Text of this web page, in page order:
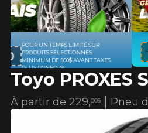
PNEUS
RECHERCHE DE
Rechercher par
Par dimensions
Recherche par dimensions
ROUES
RECHERCHE DE
ENSEMBLES
RECHERCHE
PROMOTIONS
Toyo PROXES
Pneu
À partir de 229,00$
CODE PROMOKUMHO12